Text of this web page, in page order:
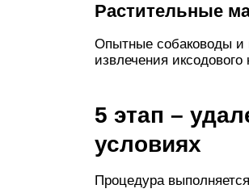
Растительные
Опытные собаководы и
извлечения
5 этап –
условиях
Процедура